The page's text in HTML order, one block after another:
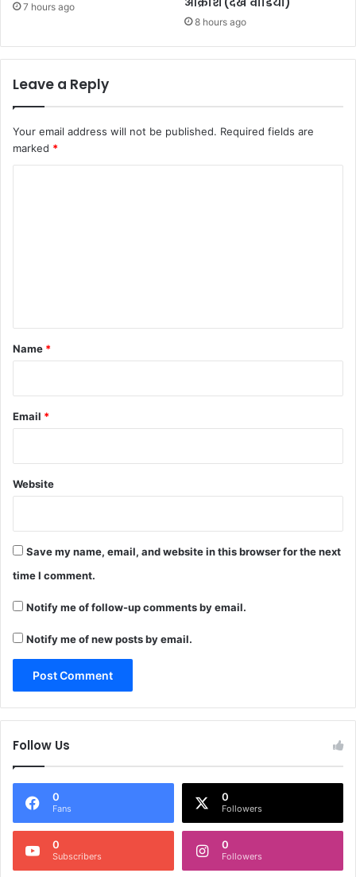
7 hours ago
8 hours ago
Leave a Reply
Your email address will not be published. Required fields are
marked *
*
Name *
Email *
Website
Save my name, email, and website in this browser for the next
time I comment.
Notify me of follow-up comments by email.
Notify me of new posts by email.
Follow Us
0
Fans
0
Followers
0
Subscribers
0
Followers